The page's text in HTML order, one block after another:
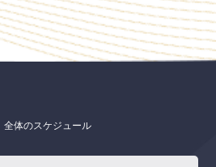
全体のスケジュール